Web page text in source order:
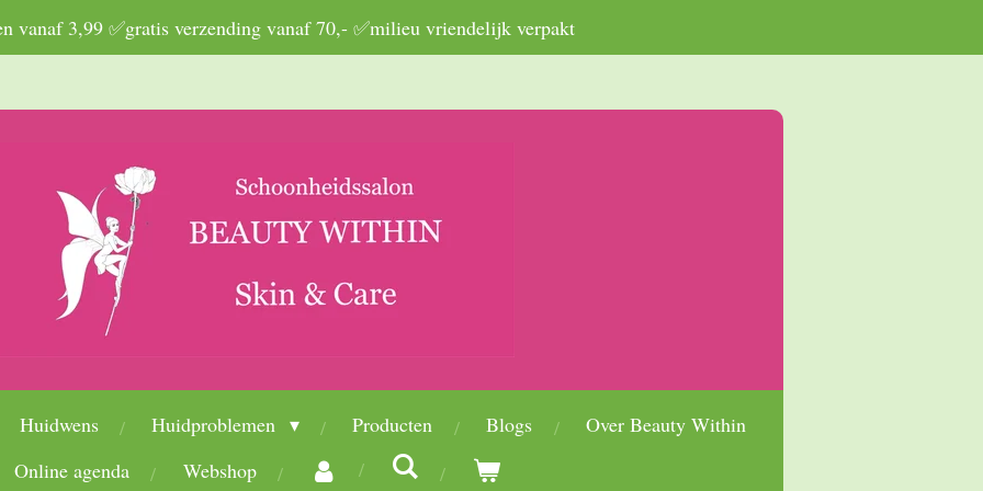
vanaf 3,99 ✅gratis verzending vanaf 70,- ✅milieu vriendelijk verpakt
Huidwens Huidproblemen Producten Blogs
Over Beauty Within
Online agenda
Webshop